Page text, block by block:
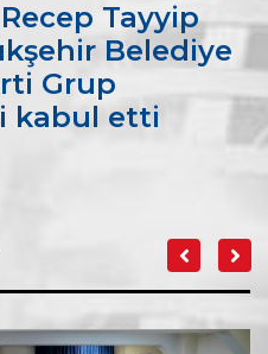
Tayyip
Belediye
Grup
kabul etti